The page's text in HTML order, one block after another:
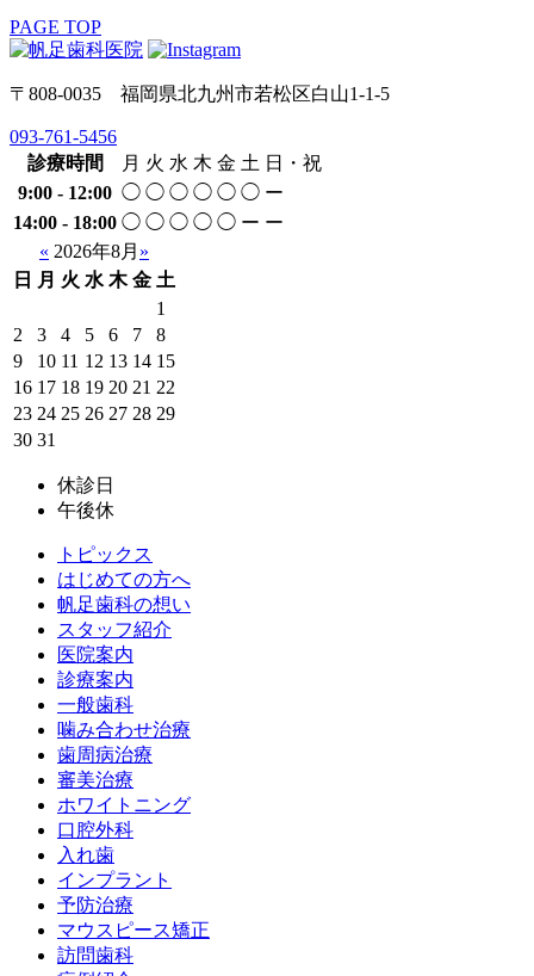
PAGE TOP
〒808-0035 福岡県北九州市若松区白山1-1-5
093-761-5456
診療時間
月 火 水 木 金 土 日・祝
9:00 - 12:00 ◯ ◯ ◯ ◯ ◯ ◯ ー
14:00 - 18:00 ◯ ◯ ◯ ◯ ◯ ー ー
« 2026年8月 »
日
月 火 水 木 金 土
1
2
3 4 5 6 7
8
9
10 11 12 13 14 15
16 17 18 19 20 21 22
23 24 25 26 27 28 29
30 31
休診日
午後休
トピックス
はじめての方へ
帆足歯科の想い
スタッフ紹介
医院案内
診療案内
一般歯科
噛み合わせ治療
歯周病治療
審美治療
ホワイトニング
口腔外科
入れ歯
インプラント
予防治療
マウスピース矯正
訪問歯科